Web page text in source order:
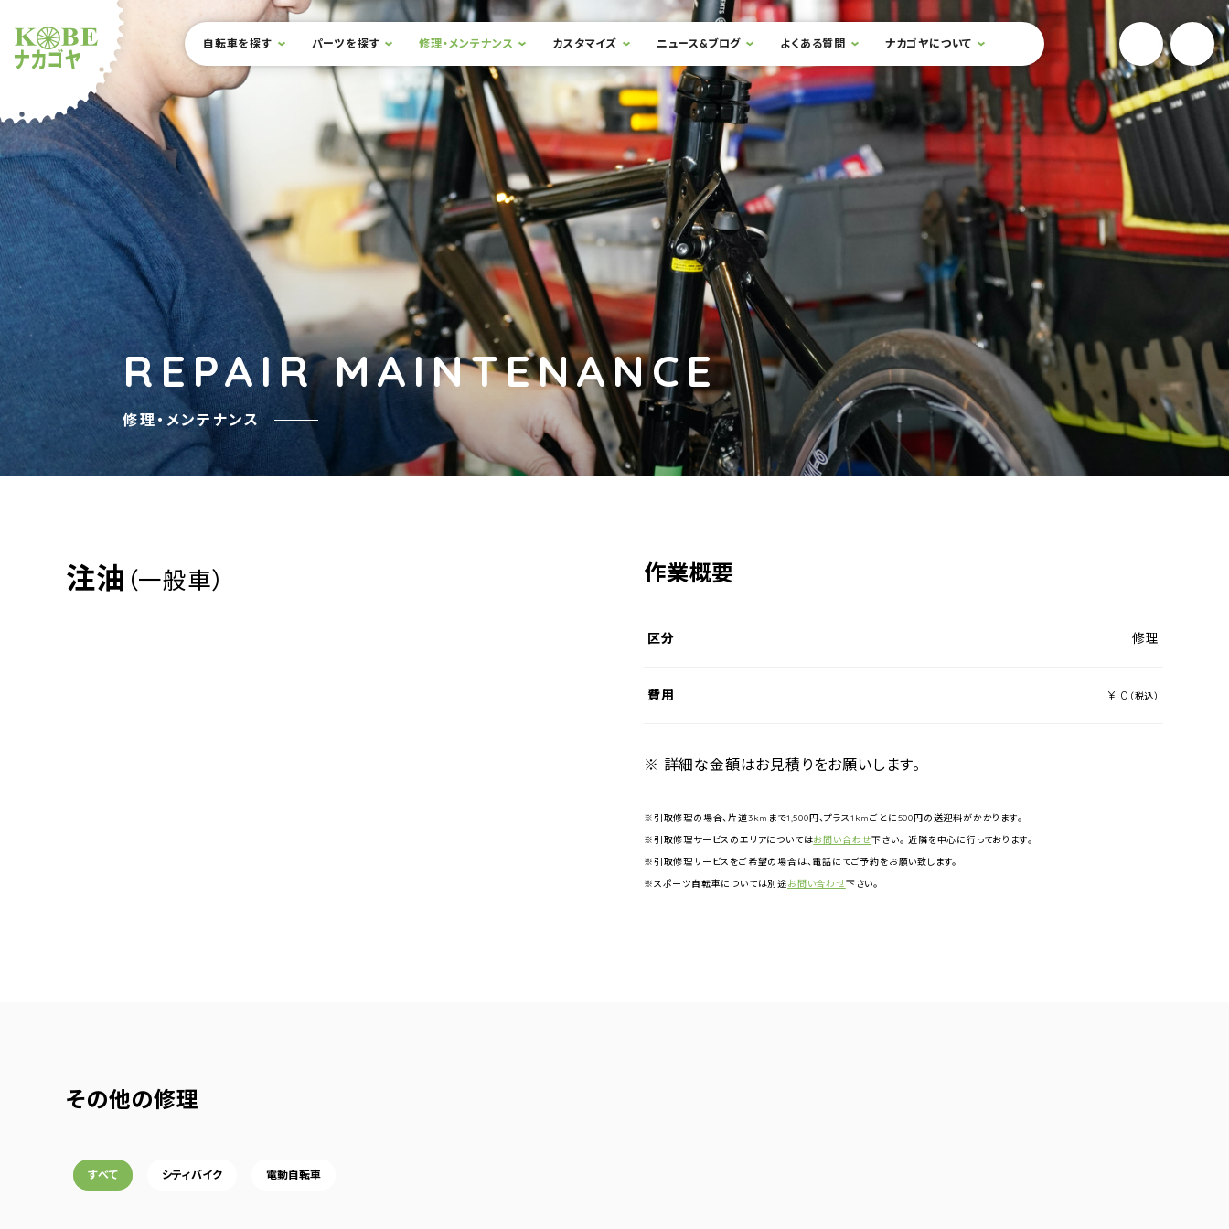
ショップナカゴヤ
サイト内メニュー
本文までスキップ
自転車を探す パーツを探す 修理・メンテナンス カスタマイズ ニュース&ブログ よくある質問 ナカゴヤについて 検索フォームを開閉する YouTube
REPAIR MAINTENANCE
修理・メンテナンス
注油 （一般車） 作業概要
区分 修理
費用 ¥ 0 （税込）
※ 詳細な金額はお見積りをお願いします。
※引取修理の場合、片道3kmまで1,500円、プラス1kmごとに500円の送迎料がかかります。
※引取修理サービスのエリアについてはお問い合わせ下さい。 近隣を中心に行っております。
※引取修理サービスをご希望の場合は、電話にてご予約をお願い致します。
※スポーツ自転車については別途お問い合わせ下さい。
その他の修理
すべて シティバイク 電動自転車